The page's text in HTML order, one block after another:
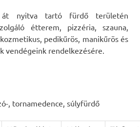
nyitva tartó fürdő területén
étterem, pizzéria, szauna,
pedikűrös, manikűrös és
vendégeink rendelkezésére.
, tornamedence, súlyfürdő